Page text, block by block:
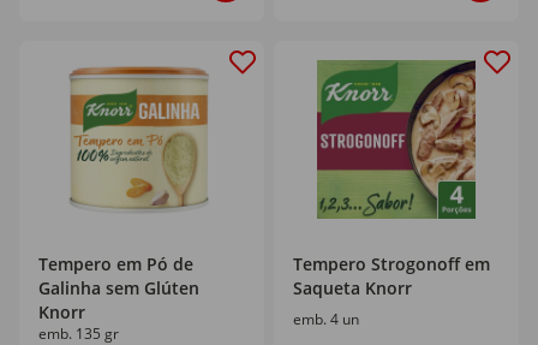
Tempero em Pó de
Galinha sem Glúten
Knorr
emb. 135 gr
Tempero Strogonoff em
Saqueta Knorr
emb. 4 un